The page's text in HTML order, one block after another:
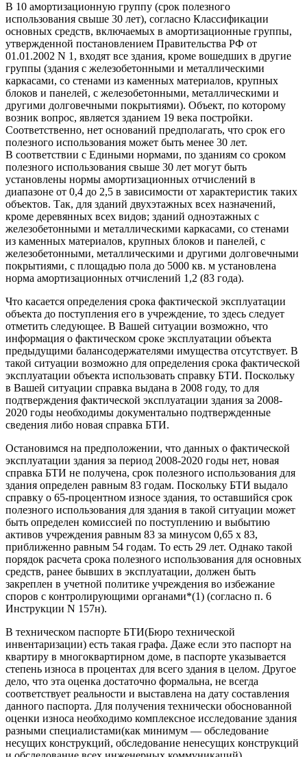
В 10 амортизационную группу (срок полезного
использования свыше 30 лет), согласно Классификации
основных средств, включаемых в амортизационные группы,
утвержденной постановлением Правительства РФ от
01.01.2002 N 1, входят все здания, кроме вошедших в другие
группы (здания с железобетонными и металлическими
каркасами, со стенами из каменных материалов, крупных
блоков и панелей, с железобетонными, металлическими и
другими долговечными покрытиями). Объект, по которому
возник вопрос, является зданием 19 века постройки.
Соответственно, нет оснований предполагать, что срок его
полезного использования может быть менее 30 лет.
В соответствии с Едиными нормами, по зданиям со сроком
полезного использования свыше 30 лет могут быть
установлены нормы амортизационных отчислений в
диапазоне от 0,4 до 2,5 в зависимости от характеристик таких
объектов. Так, для зданий двухэтажных всех назначений,
кроме деревянных всех видов; зданий одноэтажных с
железобетонными и металлическими каркасами, со стенами
из каменных материалов, крупных блоков и панелей, с
железобетонными, металлическими и другими долговечными
покрытиями, с площадью пола до 5000 кв. м установлена
норма амортизационных отчислений 1,2 (83 года).
Что касается определения срока фактической эксплуатации
объекта до поступления его в учреждение, то здесь следует
отметить следующее. В Вашей ситуации возможно, что
информация о фактическом сроке эксплуатации объекта
предыдущими балансодержателями имущества отсутствует. В
такой ситуации возможно для определения срока фактической
эксплуатации объекта использовать справку БТИ. Поскольку
в Вашей ситуации справка выдана в 2008 году, то для
подтверждения фактической эксплуатации здания за 2008-
2020 годы необходимы документально подтвержденные
сведения либо новая справка БТИ.
Остановимся на предположении, что данных о фактической
эксплуатации здания за период 2008-2020 годы нет, новая
справка БТИ не получена, срок полезного использования для
здания определен равным 83 годам. Поскольку БТИ выдало
справку о 65-процентном износе здания, то оставшийся срок
полезного использования для здания в такой ситуации может
быть определен комиссией по поступлению и выбытию
активов учреждения равным 83 за минусом 0,65 х 83,
приближенно равным 54 годам. То есть 29 лет. Однако такой
порядок расчета срока полезного использования для основных
средств, ранее бывших в эксплуатации, должен быть
закреплен в учетной политике учреждения во избежание
споров с контролирующими органами*(1) (согласно п. 6
Инструкции N 157н).
В техническом паспорте БТИ(Бюро технической
инвентаризации) есть такая графа. Даже если это паспорт на
квартиру в многоквартирном доме, в паспорте указывается
степень износа в процентах для всего здания в целом. Другое
дело, что эта оценка достаточно формальна, не всегда
соответствует реальности и выставлена на дату составления
данного паспорта. Для получения технически обоснованной
оценки износа необходимо комплексное исследование здания
разными специалистами(как минимум — обследование
несущих конструкций, обследование ненесущих конструкций